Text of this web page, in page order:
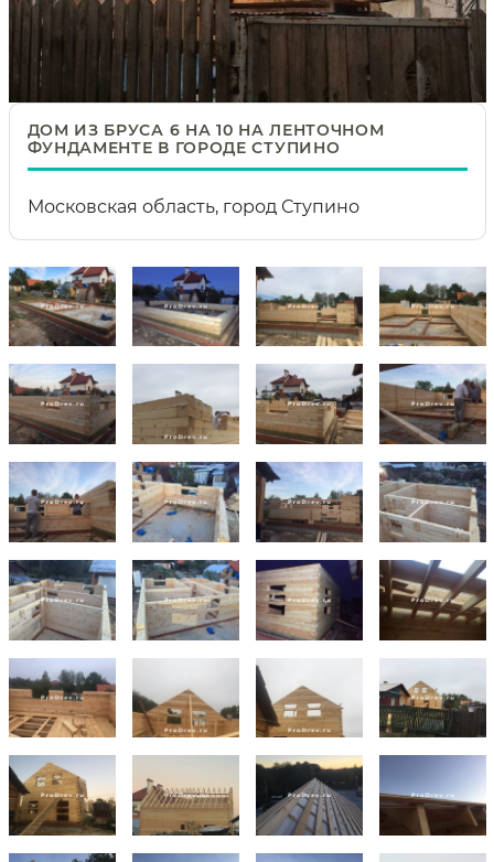
ДОМ ИЗ БРУСА 6 НА 10 НА ЛЕНТОЧНОМ
ФУНДАМЕНТЕ В ГОРОДЕ СТУПИНО
Московская область, город Ступино